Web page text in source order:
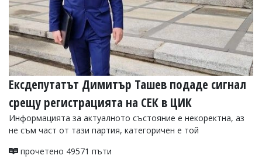
Ексдепутатът Димитър Ташев подаде сигнал
срещу регистрацията на СЕК в ЦИК
Информацията за актуалното състояние е некоректна, аз
не съм част от тази партия, категоричен е той
прочетено 49571 пъти